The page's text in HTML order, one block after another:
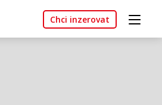
Chci inzerovat